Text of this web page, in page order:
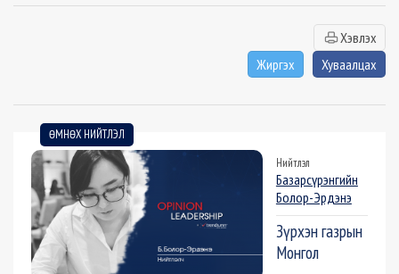
Хэвлэх
Жиргэх
Хуваалцах
ӨМНӨХ НИЙТЛЭЛ
Нийтлэл
Базарсүрэнгийн
Болор-Эрдэнэ
Зүрхэн газрын
Монгол